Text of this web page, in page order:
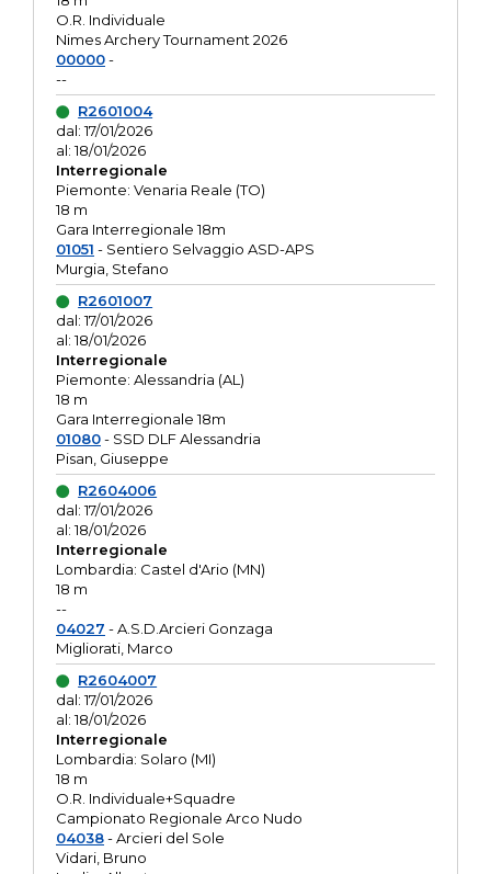
O.R. Individuale
Nimes Archery Tournament 2026
00000-
--
R2601004
dal: 17/01/2026
al: 18/01/2026
Interregionale
Piemonte: Venaria Reale (TO)
18 m
Gara Interregionale 18m
01051 - Sentiero Selvaggio ASD-APS
Murgia, Stefano
R2601007
dal: 17/01/2026
al: 18/01/2026
Interregionale
Piemonte: Alessandria (AL)
18 m
Gara Interregionale 18m
01080- SSD DLF Alessandria
Pisan, Giuseppe
R2604006
dal: 17/01/2026
al: 18/01/2026
Interregionale
Lombardia: Castel d'Ario (MN)
18 m
--
04027 - A.S.D.Arcieri Gonzaga
Migliorati, Marco
R2604007
dal: 17/01/2026
al: 18/01/2026
Interregionale
Lombardia: Solaro (MI)
18 m
O.R. Individuale+Squadre
Campionato Regionale Arco Nudo
04038- Arcieri del Sole
Vidari, Bruno